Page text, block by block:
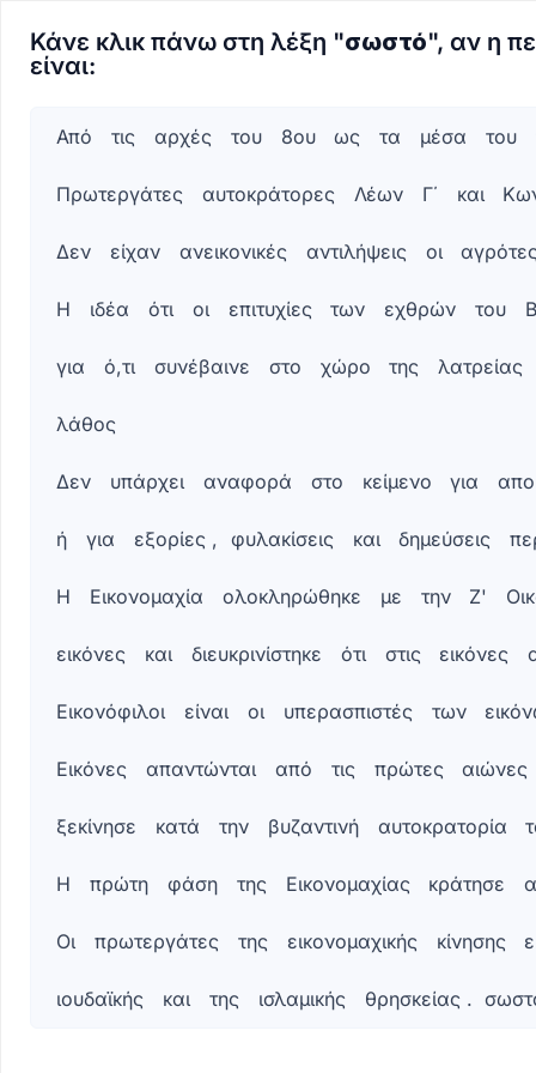
Κάνε κλικ πάνω στη λέξη "σωστό", αν η
είναι:
Πλήρως
αναγνώσιμο
Από
αρχές
8ου
τα
μέσα
του
αι.
συνέβη
η
σωστό
λάθος
Πρωτεργάτες
αυτοκράτορες
Λέων
Γ΄
Κωνσταντίνος
σωστό
λάθοςΔεν
ανεικονικές
Πλήρες
κείμενο
λέξεις
μπορούν
σημειωθούν
Από τις αρχές του 8ου ως τα μέσα του
Πρωτεργάτες αυτοκράτορες Λέων Γ΄ και
Δεν είχαν ανεικονικές αντιλήψεις οι
Η ιδέα ότι οι επιτυχίες των εχθρών του
για ό,τι συνέβαινε στο χώρο της λατρείας
λάθος
Δεν υπάρχει αναφορά στο κείμενο για
ή για εξορίες , φυλακίσεις και δημεύσεις
Η Εικονομαχία ολοκληρώθηκε με την Ζ'
εικόνες και διευκρινίστηκε ότι στις εικόνες
Εικονόφιλοι είναι οι υπερασπιστές των
Εικόνες απαντώνται από τις πρώτες αιώνες
ξεκίνησε κατά την βυζαντινή αυτοκρατορία
Η πρώτη φάση της Εικονομαχίας κράτησε
Οι πρωτεργάτες της εικονομαχικής κίνησης
ιουδαϊκής και της ισλαμικής θρησκείας .